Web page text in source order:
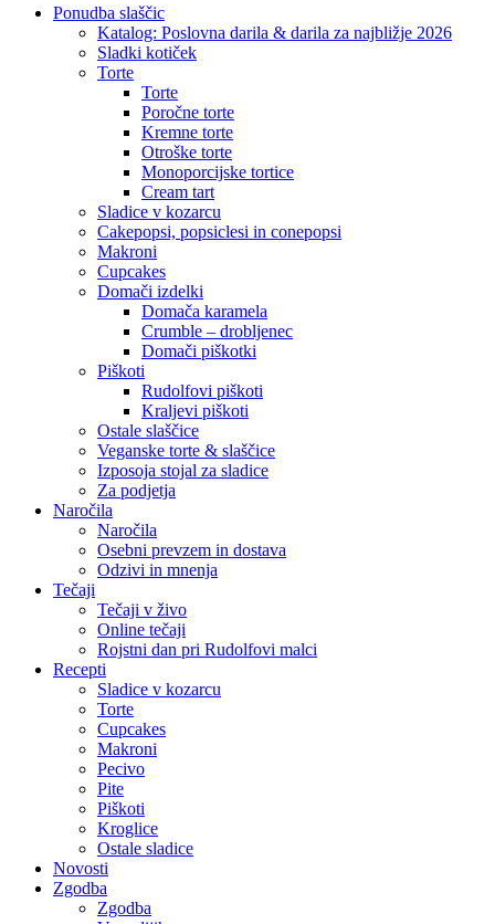
Close
Ponudba slaščic
Katalog: Poslovna darila & darila za najbližje 2026
Sladki kotiček
Torte
Torte
Poročne torte
Kremne torte
Otroške torte
Monoporcijske tortice
Cream tart
Sladice v kozarcu
Cakepopsi, popsiclesi in conepopsi
Makroni
Cupcakes
Domači izdelki
Domača karamela
Crumble – drobljenec
Domači piškotki
Piškoti
Rudolfovi piškoti
Kraljevi piškoti
Ostale slaščice
Veganske torte & slaščice
Izposoja stojal za sladice
Za podjetja
Naročila
Naročila
Osebni prevzem in dostava
Odzivi in mnenja
Tečaji
Tečaji v živo
Online tečaji
Rojstni dan pri Rudolfovi malci
Recepti
Sladice v kozarcu
Torte
Cupcakes
Makroni
Pecivo
Pite
Piškoti
Kroglice
Ostale sladice
Novosti
Zgodba
Zgodba